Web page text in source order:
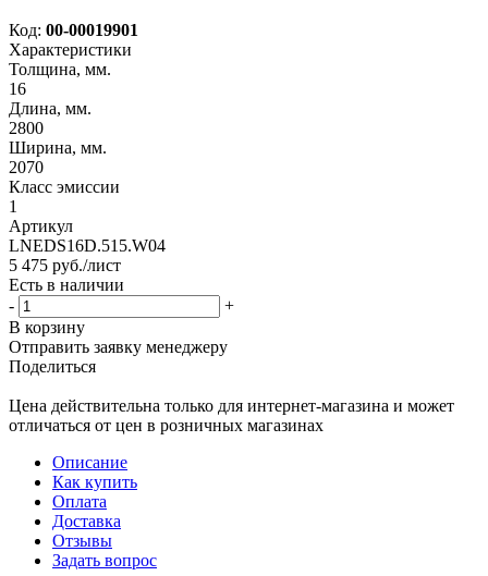
Код: 00-00019901
Характеристики
Толщина, мм.
16
Длина, мм.
2800
Ширина, мм.
2070
Класс эмиссии
1
Артикул
LNEDS16D.515.W04
5 475 руб./лист
Есть в наличии
-
+
В корзину
Отправить заявку менеджеру
Поделиться
Цена действительна только для интернет-магазина и может
отличаться от цен в розничных магазинах
Описание
Как купить
Оплата
Доставка
Отзывы
Задать вопрос